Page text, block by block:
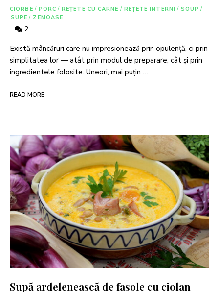
CIORBE / PORC / REȚETE CU CARNE / REȚETE INTERNI / SOUP /
SUPE / ZEMOASE
2
Există mâncăruri care nu impresionează prin opulență, ci prin
simplitatea lor — atât prin modul de preparare, cât și prin
ingredientele folosite. Uneori, mai puțin …
READ MORE
Supă ardelenească de fasole cu ciolan